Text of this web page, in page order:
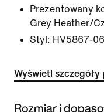
Prezentowany
Grey Heather/
Styl: HV5867-
Wyświetl
Rozmiar i